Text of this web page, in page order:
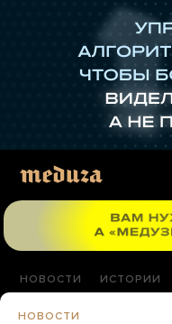
НОВОСТИ ИСТОРИИ
НОВОСТИ